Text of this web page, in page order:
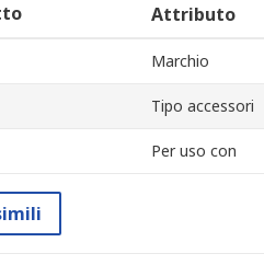
Attributo
Marchio
Tipo accessori
Per uso con